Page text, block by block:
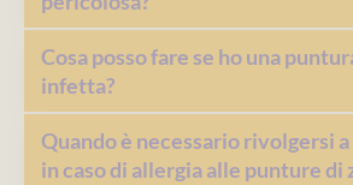
Cosa posso fare se ho una
infetta?
Quando è necessario rivolgersi
in caso di allergia alle punture di